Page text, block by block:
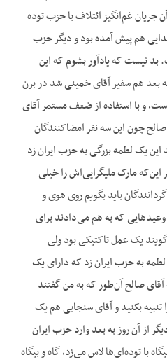
وارد شدم آن جریان غم‌انگیز ائتلاف با حزب توده
هم پیش آمده بود و دیگر حزب
بد نیست که یادآور بشوم که این
بعد هم سفیر آقای خمینی شد در برن
و با استفاده از ضعف مستمر آقای
چون این سه نفر امضاکنندگان
این یک لطمه بزرگی به حزب ایران زد
این‌که مارک ملی‏گرایی‌اش را خیلی
باید بگویم روی هوی و
که به هم می‌دادند برای
یک عمل تاکتیکی بود ولی
لطمه به حزب ایران زد که دارای یک
آقای صالح آن‌طور که به من گفتند
بکنید و آقای سنجابی هم یک
از آن روز به بعد وارد حزب ایران
با توده‌ای‌ها لاس می‌زد، گاه و بیگاه